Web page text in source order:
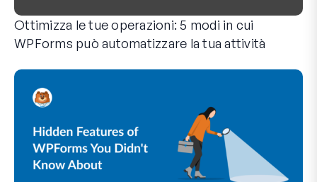
Ottimizza le tue operazioni: 5 modi in cui
WPForms può automatizzare la tua attività